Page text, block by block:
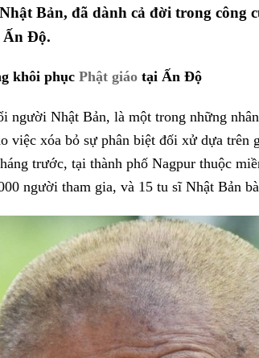
Bản, đã dành cả đời trong công
Ấn Độ.
khôi phục Phật giáotại Ấn Độ
người Nhật Bản, là một trong những
việc xóa bỏ sự phân biệt đối xử dựa trên
trước, tại thành phố Nagpur thuộc
người tham gia, và 15 tu sĩ Nhật Bản